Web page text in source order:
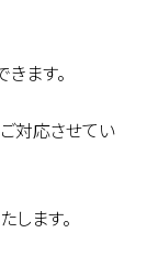
ます。
対応させてい
ます。